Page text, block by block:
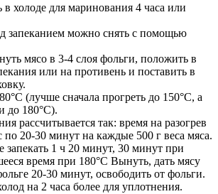
в холоде для маринования 4 часа или
запеканием можно снять с помощью
мясо в 3-4 слоя фольги, положить в
или на противень и поставить в
(лучше сначала прогреть до 150°C, а
до 180°C).
рассчитывается так: время на разогрев
по 20-30 минут на каждые 500 г веса мяса.
запекать 1 ч 20 минут, 30 минут при
время при 180°C Вынуть, дать мясу
20-30 минут, освободить от фольги.
на 2 часа более для уплотнения.